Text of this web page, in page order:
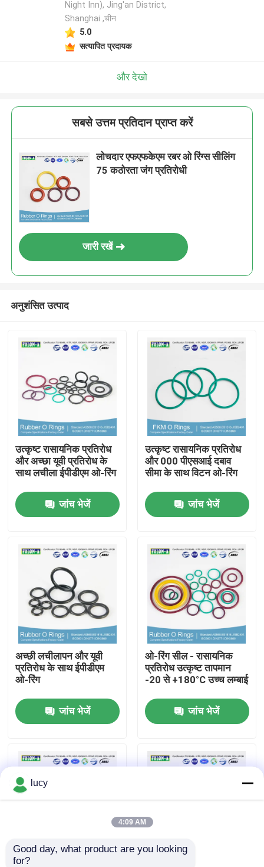
वीडियो
हमारे बारे में
फैक्टरी यात्रा
गुणवत्ता नियंत्रण
समाचार
रबर ओ रिंग्स
Night Inn), Jing'an District,
Shanghai ,चीन
5.0
सत्यापित प्रदायक
और देखो
सबसे उत्तम प्रतिदान प्राप्त करें
लोचदार एफएफकेएम रबर ओ रिंग्स सीलिंग
75 कठोरता जंग प्रतिरोधी
जारी रखें
अनुशंसित उत्पाद
उत्कृष्ट रासायनिक प्रतिरोध
और अच्छा यूवी प्रतिरोध के
साथ लचीला ईपीडीएम ओ-रिंग
जांच भेजें
उत्कृष्ट रासायनिक प्रतिरोध
और 000 पीएसआई दबाव
सीमा के साथ विटन ओ-रिंग
जांच भेजें
अच्छी लचीलापन और यूवी
प्रतिरोध के साथ ईपीडीएम
ओ-रिंग
जांच भेजें
ओ-रिंग सील - रासायनिक
प्रतिरोध उत्कृष्ट तापमान
-20 से +180°C उच्च लम्बाई
जांच भेजें
मानक आकार अच्छी
lucy
4:09 AM
Good day, what product are you looking
for?